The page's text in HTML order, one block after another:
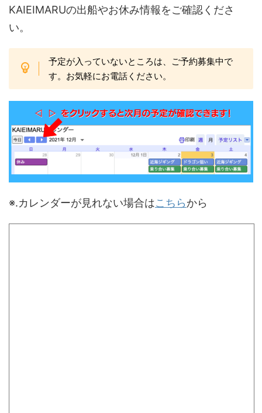
KAIEIMARUの出船やお休み情報をご確認くださ
い。
予定が入っていないところは、ご予約募集中で
す。お気軽にお電話ください。
※.カレンダーが見れない場合はこちらから